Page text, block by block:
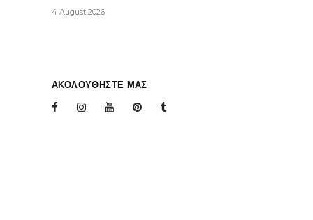
4 August 2026
ΑΚΟΛΟΥΘΗΣΤΕ ΜΑΣ